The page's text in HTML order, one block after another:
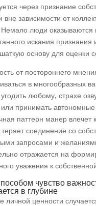
через признание
вне зависимости от
люди оказываются
искания признания
основу для оценки
от постороннего
в многообразных
любому, страхе
или принимать
паттерн манер влечет
соединение со
запросами и
отражается на
уважения к
чувство
в глубине
личной ценности